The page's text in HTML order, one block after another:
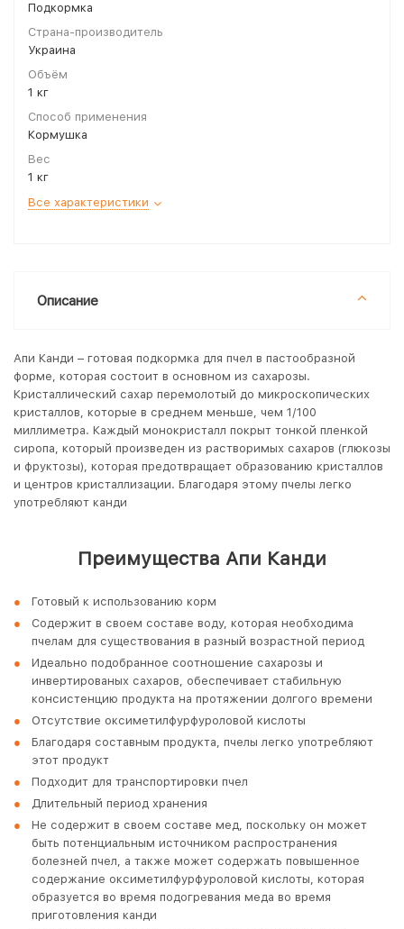
Подкормка
Страна-производитель
Украина
Объём
1 кг
Способ применения
Кормушка
Вес
1 кг
Все характеристики
Описание
Апи Канди – готовая подкормка для пчел в пастообразной
форме, которая состоит в основном из сахарозы.
Кристаллический сахар перемолотый до микроскопических
кристаллов, которые в среднем меньше, чем 1/100
миллиметра. Каждый монокристалл покрыт тонкой пленкой
сиропа, который произведен из растворимых сахаров (глюкозы
и фруктозы), которая предотвращает образованию кристаллов
и центров кристаллизации. Благодаря этому пчелы легко
употребляют канди
Преимущества Апи Канди
Готовый к использованию корм
Содержит в своем составе воду, которая необходима
пчелам для существования в разный возрастной период
Идеально подобранное соотношение сахарозы и
инвертированых сахаров, обеспечивает стабильную
консистенцию продукта на протяжении долгого времени
Отсутствие оксиметилфурфуроловой кислоты
Благодаря составным продукта, пчелы легко употребляют
этот продукт
Подходит для транспортировки пчел
Длительный период хранения
Не содержит в своем составе мед, поскольку он может
быть потенциальным источником распространения
болезней пчел, а также может содержать повышенное
содержание оксиметилфурфуроловой кислоты, которая
образуется во время подогревания меда во время
приготовления канди